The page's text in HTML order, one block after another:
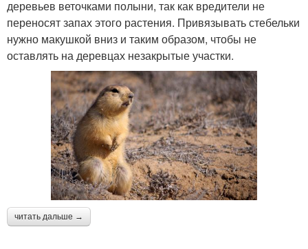
деревьев веточками полыни, так как вредители не
переносят запах этого растения. Привязывать стебельки
нужно макушкой вниз и таким образом, чтобы не
оставлять на деревцах незакрытые участки.
читать дальше →